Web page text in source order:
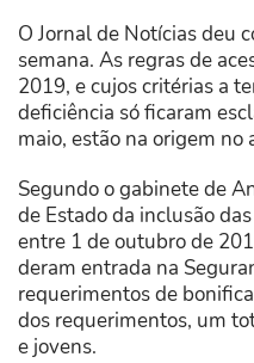
O Jornal de Notícias deu
semana. As regras de
2019, e cujos critérias a
deficiência só ficaram
maio, estão na origem no
Segundo o gabinete de
de Estado da inclusão
entre 1 de outubro de
deram entrada na
requerimentos de
dos requerimentos, um
e jovens.